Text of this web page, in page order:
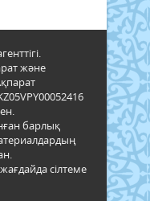
және
барлық
сілтеме